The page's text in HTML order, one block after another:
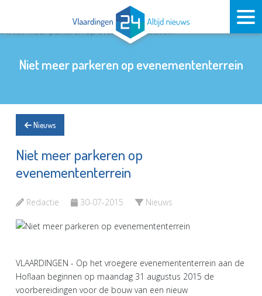
Niet meer parkeren op evenemententerrein
Nieuws
Niet meer parkeren op
evenemententerrein
Redactie 30-07-2015 Nieuws
VLAARDINGEN - Op het vroegere evenemententerrein aan de
Hoflaan beginnen op maandag 31 augustus 2015 de
voorbereidingen voor de bouw van een nieuw